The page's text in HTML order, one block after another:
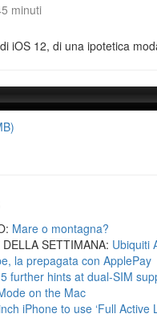
minuti
iOS 12, di una ipotetica
Mare o montagna?
SETTIMANA: Ubiquiti
la prepagata con ApplePay
further hints at dual-SIM
on the Mac
iPhone to use ‘Full